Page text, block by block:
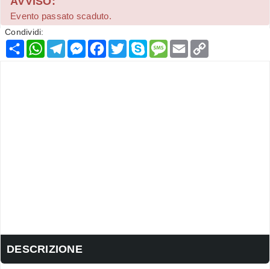
Evento passato scaduto.
Condividi:
Condividi
WhatsApp
Telegram
Messenger
Facebook
TwitterSkypeMessage
Email
DESCRIZIONE